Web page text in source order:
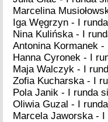
Marcelina
Iga Węgrzyn - I
Nina Kulińska - I
Antonina Kormanek
Hanna Cyronek - I
Maja Walczyk - I
Zofia Kucharska - I
Pola Janik - I runda
Oliwia Guzal - I
Marcela Jaworska - I